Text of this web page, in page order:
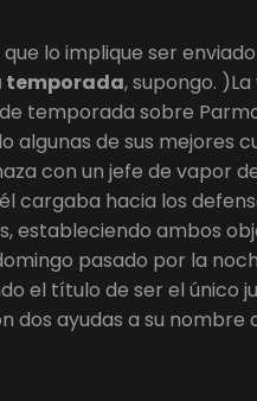
lo implique ser
temporada, supongo.
temporada sobre
algunas de sus mejores
con un jefe de vapor
cargaba hacia los
estableciendo ambos
pasado por la
el título de ser el único
dos ayudas a su nombre